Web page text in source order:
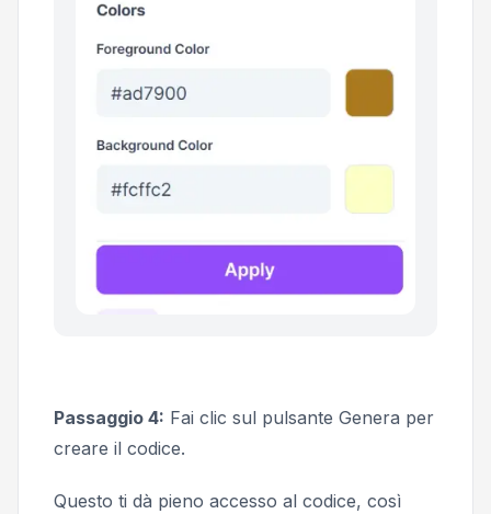
Passaggio 4: Fai clic sul pulsante Genera per
creare il codice.
Questo ti dà pieno accesso al codice, così